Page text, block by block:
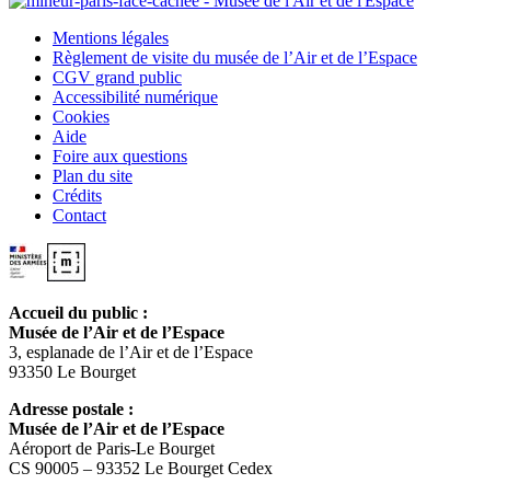
Mentions légales
Règlement de visite du musée de l’Air et de l’Espace
CGV grand public
Accessibilité numérique
Cookies
Aide
Foire aux questions
Plan du site
Crédits
Contact
Accueil du public :
Musée de l’Air et de l’Espace
3, esplanade de l’Air et de l’Espace
93350 Le Bourget
Adresse postale :
Musée de l’Air et de l’Espace
Aéroport de Paris-Le Bourget
CS 90005 – 93352 Le Bourget Cedex